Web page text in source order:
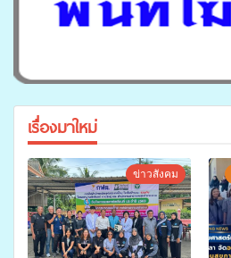
เรื่องมาใหม่
ข่าวสังคม